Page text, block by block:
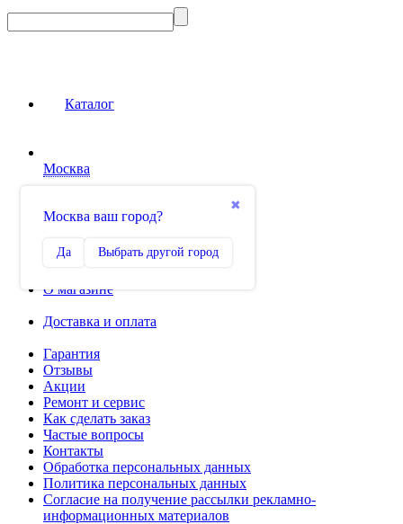
Каталог
Москва
✖
Москва ваш город?
Да Выбрать другой город
0
Избранное
О магазине
Доставка и оплата
Гарантия
Отзывы
Акции
Ремонт и сервис
Как сделать заказ
Частые вопросы
Контакты
Обработка персональных данных
Политика персональных данных
Согласие на получение рассылки рекламно-
информационных материалов